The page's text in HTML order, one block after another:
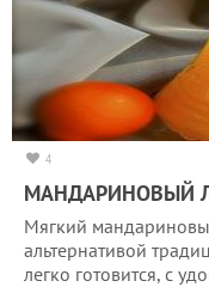
4
МАНДАРИНОВЫЙ
Мягкий
альтернативой
легко готовится, с